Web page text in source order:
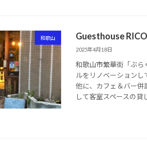
和歌山 Guesthouse
2025年4月18日
和歌山市繁華街「ぶら
ルをリノベーション
他に、カフェ＆バー併
して客室スペースの貸